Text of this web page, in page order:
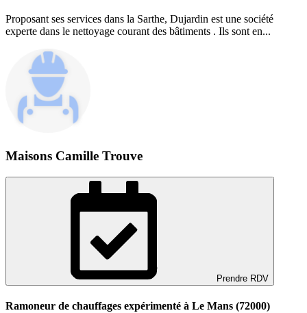
Proposant ses services dans la Sarthe, Dujardin est une société
experte dans le nettoyage courant des bâtiments . Ils sont en...
Maisons Camille Trouve
Prendre RDV
Ramoneur de chauffages expérimenté à Le Mans (72000)